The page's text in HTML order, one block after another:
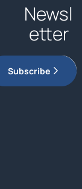
Newsl
etter
Subscribe